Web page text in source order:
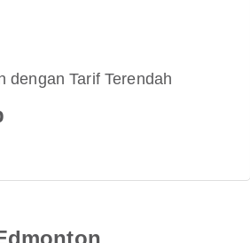
dengan Tarif Terendah